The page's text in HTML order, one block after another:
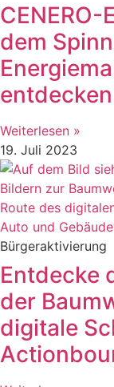
dem
entdecken
Weiterlesen »
19. Juli 2023
Bürgeraktivierung
Entdecke
der
digitale